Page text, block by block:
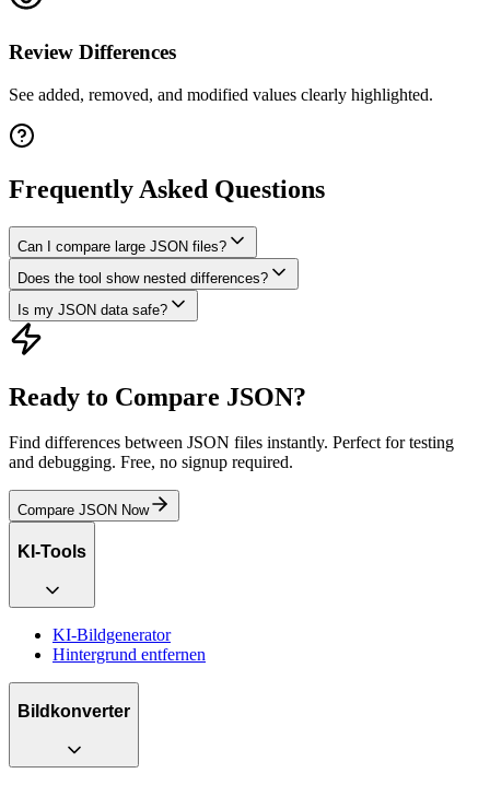
Review Differences
See added, removed, and modified values clearly highlighted.
Frequently Asked Questions
Can I compare large JSON files?
Does the tool show nested differences?
Is my JSON data safe?
Ready to Compare JSON?
Find differences between JSON files instantly. Perfect for testing
and debugging. Free, no signup required.
Compare JSON Now
KI-Tools
KI-Bildgenerator
Hintergrund entfernen
Bildkonverter